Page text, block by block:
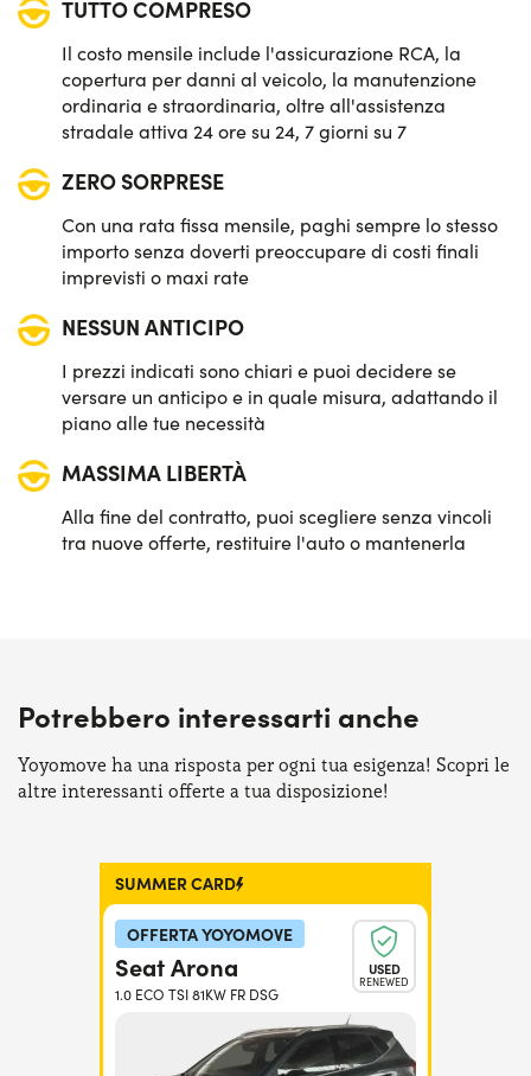
TUTTO COMPRESO
Il costo mensile include l'assicurazione RCA, la
copertura per danni al veicolo, la manutenzione
ordinaria e straordinaria, oltre all'assistenza
stradale attiva 24 ore su 24, 7 giorni su 7
ZERO SORPRESE
Con una rata fissa mensile, paghi sempre lo stesso
importo senza doverti preoccupare di costi finali
imprevisti o maxi rate
NESSUN ANTICIPO
I prezzi indicati sono chiari e puoi decidere se
versare un anticipo e in quale misura, adattando il
piano alle tue necessità
MASSIMA LIBERTÀ
Alla fine del contratto, puoi scegliere senza vincoli
tra nuove offerte, restituire l'auto o mantenerla
Potrebbero interessarti anche
Yoyomove ha una risposta per ogni tua esigenza! Scopri le
altre interessanti offerte a tua disposizione!
SUMMER CARD
OFFERTA YOYOMOVE
USED
RENEWED
Seat Arona
1.0 ECO TSI 81KW FR DSG